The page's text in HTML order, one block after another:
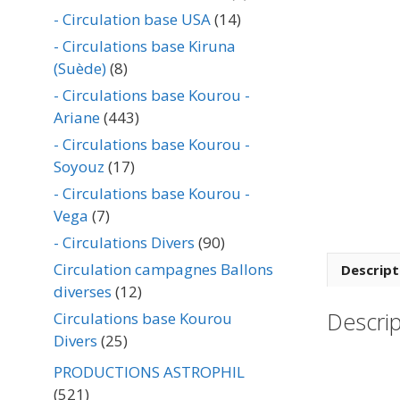
- Circulation base USA(14)
- Circulations base Kiruna
(Suède)(8)
- Circulations base Kourou -
Ariane(443)
- Circulations base Kourou -
Soyouz (17)
- Circulations base Kourou -
Vega (7)
- Circulations Divers (90)
Circulation campagnes Ballons
diverses (12)
Circulations base Kourou
Divers (25)
PRODUCTIONS ASTROPHIL
(521)